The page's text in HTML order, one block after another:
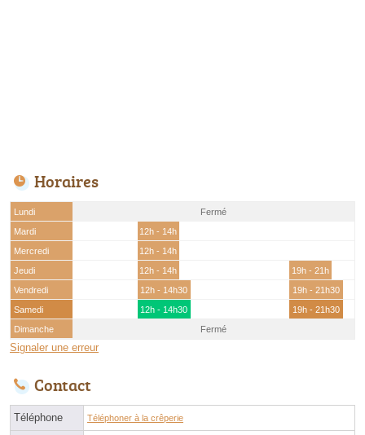
Horaires
Lundi
Fermé
Mardi
12h - 14h
Mercredi
12h - 14h
Jeudi
12h - 14h
19h - 21h
Vendredi
12h - 14h30
19h - 21h30
Samedi
12h - 14h30
19h - 21h30
Dimanche
Fermé
Signaler une erreur
Contact
Téléphone Téléphoner à la crêperie